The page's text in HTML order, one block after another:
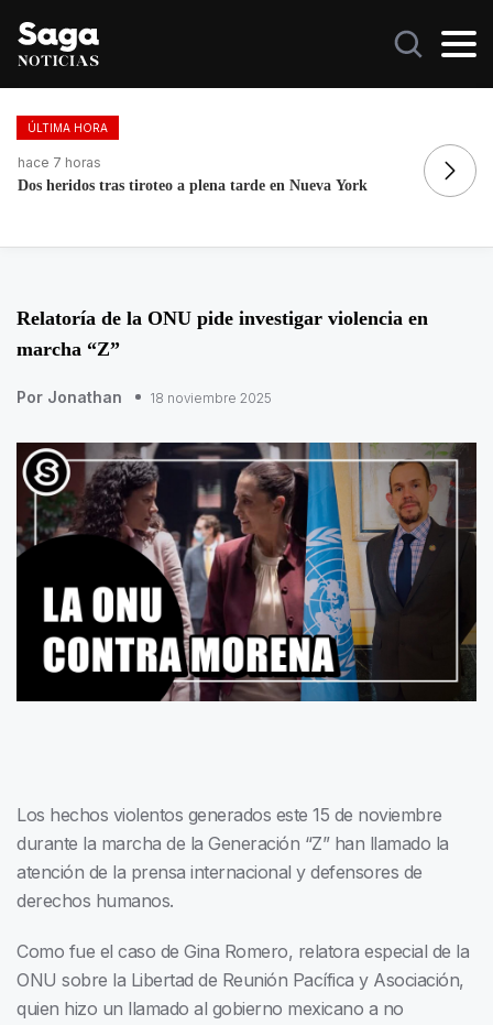
ÚLTIMA HORA
hace 7 horas
Retiran más de 22 toneladas de basura de Av Las Torres
Relatoría de la ONU pide investigar violencia en
marcha “Z”
Por Jonathan 18 noviembre 2025
Los hechos violentos generados este 15 de noviembre
durante la marcha de la Generación “Z” han llamado la
atención de la prensa internacional y defensores de
derechos humanos.
Como fue el caso de Gina Romero, relatora especial de la
ONU sobre la Libertad de Reunión Pacífica y Asociación,
quien hizo un llamado al gobierno mexicano a no